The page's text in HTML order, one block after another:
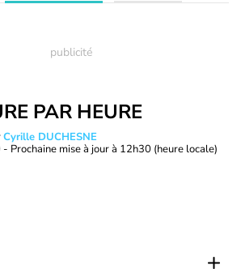
PAR HEURE
Cyrille DUCHESNE
- Prochaine mise à jour à 12h30 (heure locale)